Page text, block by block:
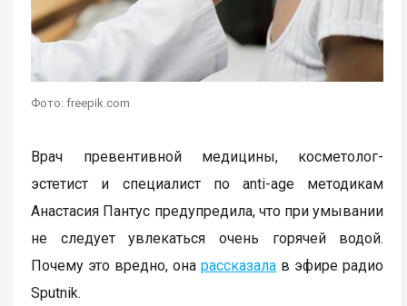
Фото: freepik.com
Врач превентивной медицины, косметолог-
эстетист и специалист по anti-age методикам
Анастасия Пантус предупредила, что при умывании
не следует увлекаться очень горячей водой.
Почему это вредно, онарассказала в эфире радио
Sputnik.